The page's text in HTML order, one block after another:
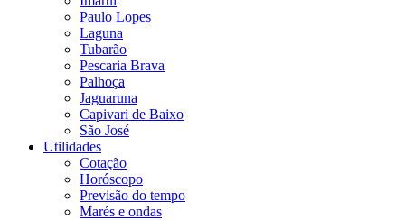
Paulo Lopes
Laguna
Tubarão
Pescaria Brava
Palhoça
Jaguaruna
Capivari de Baixo
São José
Utilidades
Cotação
Horóscopo
Previsão do tempo
Marés e ondas